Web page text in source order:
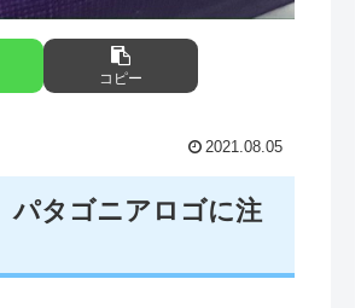
コピー
2021.08.05
パタゴニアロゴに注